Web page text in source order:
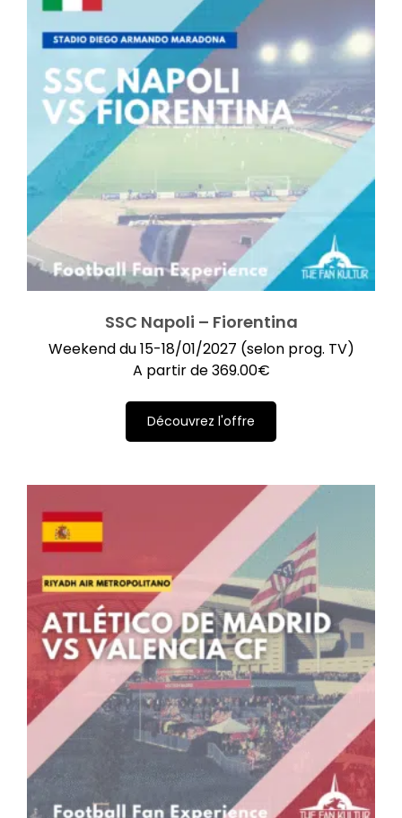
SSC Napoli – Fiorentina
Weekend du 15-18/01/2027 (selon prog. TV)
A partir de369.00€
Découvrez l'offre